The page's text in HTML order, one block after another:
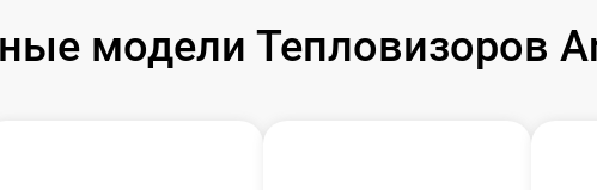
модели Тепловизоров